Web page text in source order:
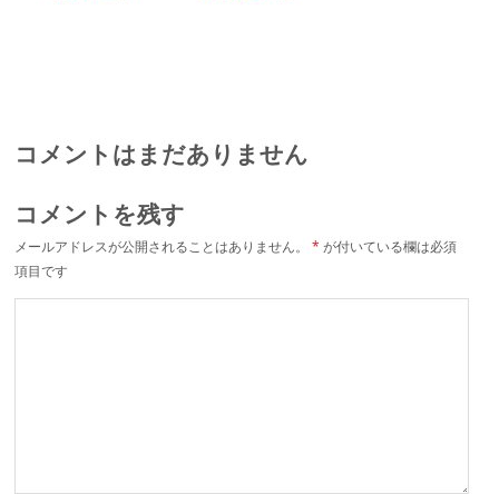
コメントはまだありません
コメントを残す
メールアドレスが公開されることはありません。 * が付いている欄は必須
項目です